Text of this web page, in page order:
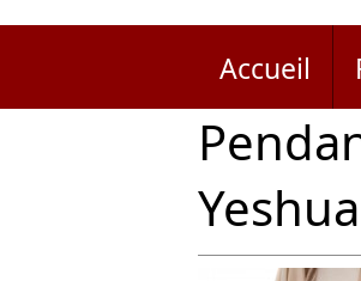
Accueil